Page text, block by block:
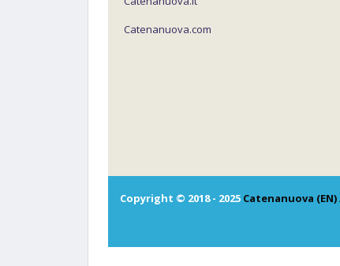
Catenanuova.com
Copyright © 2018 - 2025 Catenanuova